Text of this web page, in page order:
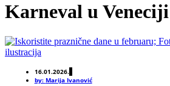
Karneval u Veneciji
16.01.2026.
by: Marija Ivanović